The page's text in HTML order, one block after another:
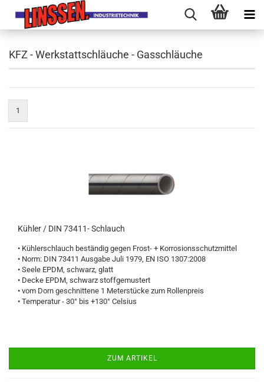
KFZ - Werkstattschläuche - Gasschläuche
1
Kühler / DIN 73411- Schlauch
• Kühlerschlauch beständig gegen Frost- + Korrosionsschutzmittel
• Norm: DIN 73411 Ausgabe Juli 1979, EN ISO 1307:2008
• Seele EPDM, schwarz, glatt
• Decke EPDM, schwarz stoffgemustert
• vom Dorn geschnittene 1 Meterstücke zum Rollenpreis
• Temperatur - 30° bis +130° Celsius
ZUM ARTIKEL